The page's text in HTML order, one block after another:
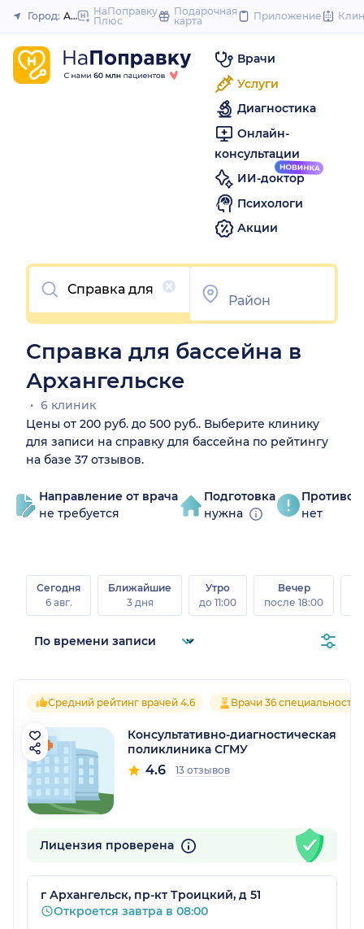
to
Закрыть
Город: Архангельск
НаПоправку
Плюс
Подарочная
карта
Приложение
Врачи
Услуги
Диагностика
Онлайн-
консультации
ИИ-доктор
Психологи
Акции
Очистить
Справка для бассейна в
Архангельске
6 клиник
Цены от 200 руб. до 500 руб.. Выберите клинику
для записи на справку для бассейна по рейтингу
на базе 37 отзывов.
Направление от врача
не требуется
Подготовка
нужна
нет
Сегодня
6 авг.
Ближайшие
3 дня
Утро
до 11:00
Вечер
после 18:00
Средний рейтинг врачей 4.6 Врачи 36 специальностей
Консультативно-диагностическая
поликлиника СГМУ
4.6 13 отзывов
Лицензия проверена
г Архангельск, пр-кт Троицкий, д 51
Откроется завтра в 08:00